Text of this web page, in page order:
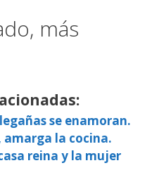
más
se enamoran.
amarga la cocina.
reina y la mujer